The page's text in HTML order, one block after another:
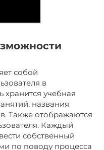
собой
в
хранится учебная
названия
Также отображаются
Каждый
собственный
по поводу процесса